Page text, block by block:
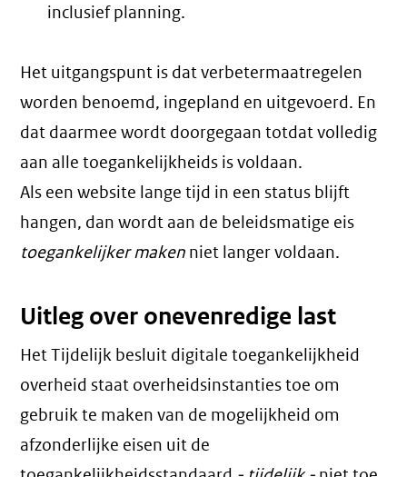
inclusief planning.
Het uitgangspunt is dat verbetermaatregelen
worden benoemd, ingepland en uitgevoerd. En
dat daarmee wordt doorgegaan totdat volledig
aan alle toegankelijkheids is voldaan.
Als een website lange tijd in een status blijft
hangen, dan wordt aan de beleidsmatige eis
toegankelijker maken niet langer voldaan.
Uitleg over onevenredige last
Het Tijdelijk besluit digitale toegankelijkheid
overheid staat overheidsinstanties toe om
gebruik te maken van de mogelijkheid om
afzonderlijke eisen uit de